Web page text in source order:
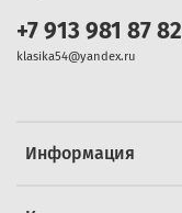
Информация
+7 913 981 87 82
klasika54@yandex.ru